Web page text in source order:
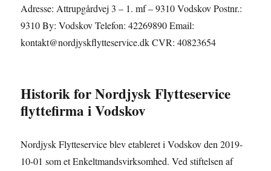
Adresse: Attrupgårdvej 3 – 1. mf – 9310 Vodskov Postnr.:
9310 By: Vodskov Telefon: 42269890 Email:
kontakt@nordjyskflytteservice.dk CVR: 40823654
Historik for Nordjysk Flytteservice
flyttefirma i Vodskov
Nordjysk Flytteservice blev etableret i Vodskov den 2019-
10-01 som et Enkeltmandsvirksomhed. Ved stiftelsen af